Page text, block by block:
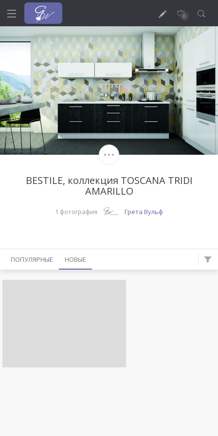
0
BESTILE, коллекция TOSCANA TRIDI
AMARILLO
1 фотография Грета Вульф
ПОПУЛЯРНЫЕ НОВЫЕ